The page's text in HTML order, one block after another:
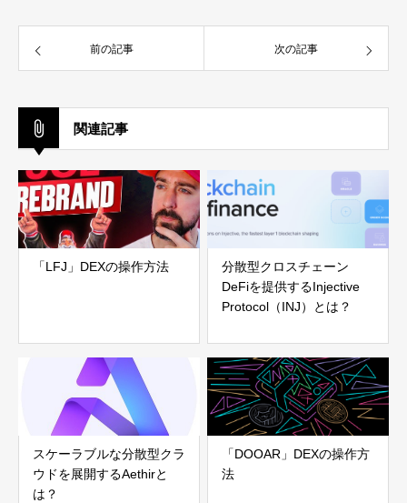
前の記事 次の記事
関連記事
「LFJ」DEXの操作方法
分散型クロスチェーン
DeFiを提供するInjective
Protocol（INJ）とは？
スケーラブルな分散型クラ
ウドを展開するAethirと
は？
「DOOAR」DEXの操作方
法